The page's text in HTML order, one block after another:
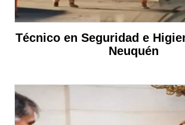
Técnico en Seguridad e
Neuquén